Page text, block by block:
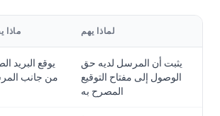
ماذا لماذا يهم
يوقع البريد
من جانب
يثبت أن المرسل لديه حق
الوصول إلى مفتاح التوقيع
المصرح به